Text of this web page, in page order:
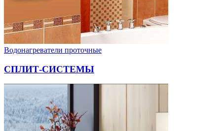
Водонагреватели проточные
СПЛИТ-СИСТЕМЫ